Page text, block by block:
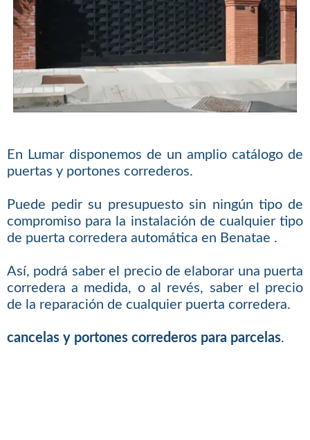
En Lumar disponemos de un amplio catálogo de
puertas y portones correderos.
Puede pedir su presupuesto sin ningún tipo de
compromiso para la instalación de cualquier tipo
de puerta corredera automática en Benatae .
Así, podrá saber el precio de elaborar una puerta
corredera a medida, o al revés, saber el precio
de la reparación de cualquier puerta corredera.
cancelas y portones correderos para parcelas.